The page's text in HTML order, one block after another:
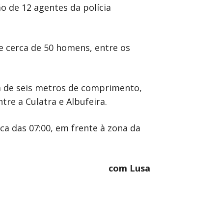
de 12 agentes da polícia
de 50 homens, entre os
de seis metros de comprimento,
a Culatra e Albufeira.
das 07:00, em frente à zona da
com Lusa